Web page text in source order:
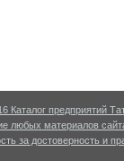
Каталог предприятий
любых материалов
за достоверность и